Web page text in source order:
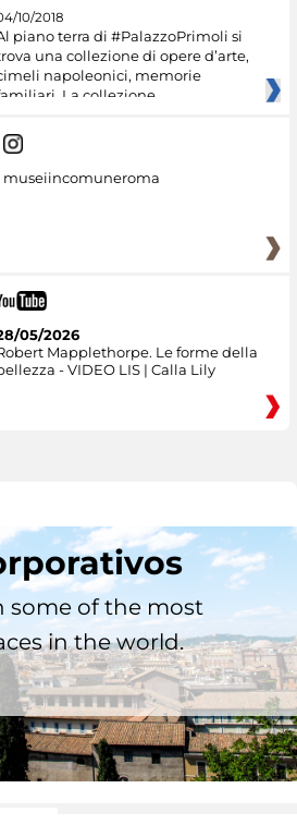
10/2018
piano terra di #PalazzoPrimoli si
una collezione di opere d’arte,
napoleonici, memorie
La collezione
museiincomuneroma
05/2026
Mapplethorpe. Le forme della
- VIDEO LIS | Calla Lily
some of the most
in the world.